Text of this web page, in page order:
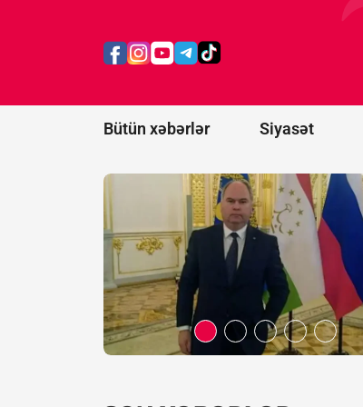
Bütün xəbərlər Siyasət
açıqlaması:
yoxdur